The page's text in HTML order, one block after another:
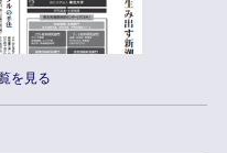
を見る